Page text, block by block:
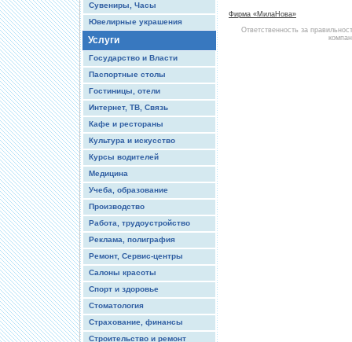
Сувениры, Часы
Ювелирные украшения
Услуги
Государство и Власти
Паспортные столы
Гостиницы, отели
Интернет, ТВ, Связь
Кафе и рестораны
Культура и искусство
Курсы водителей
Медицина
Учеба, образование
Производство
Работа, трудоустройство
Реклама, полиграфия
Ремонт, Сервис-центры
Салоны красоты
Спорт и здоровье
Стоматология
Страхование, финансы
Строительство и ремонт
Фирма «МилаНова»
Ответственность за